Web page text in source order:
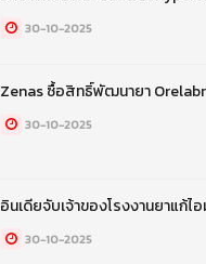
30-10-2025
Zenas ซื้อสิทธิ์พัฒนายา
30-10-2025
อินเดียจับเจ้าของโรงงานยาแก้ไ
30-10-2025